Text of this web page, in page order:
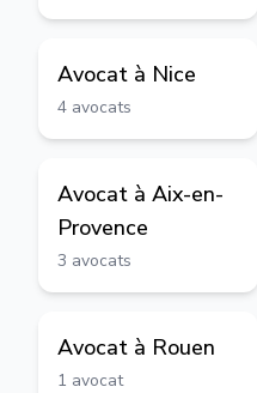
Avocat à Nice
4 avocats
Avocat à Aix-en-
Provence
3 avocats
Avocat à Rouen
1 avocat